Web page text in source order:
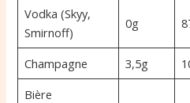
Vodka (Skyy,
Smirnoff)
0g
Champagne
3,5g
Bière